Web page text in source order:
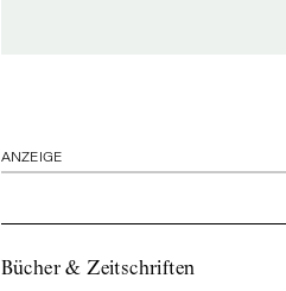
ANZEIGE
Bücher & Zeitschriften